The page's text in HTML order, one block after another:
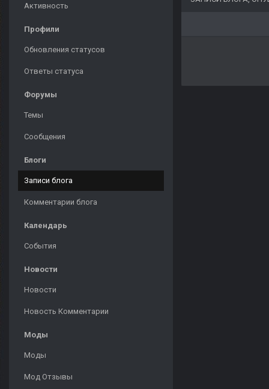
Активность
Профили
Обновления статусов
Ответы статуса
Форумы
Темы
Сообщения
Блоги
Записи блога
Комментарии блога
Календарь
События
Новости
Новости
Новость Комментарии
Моды
Моды
Мод Отзывы